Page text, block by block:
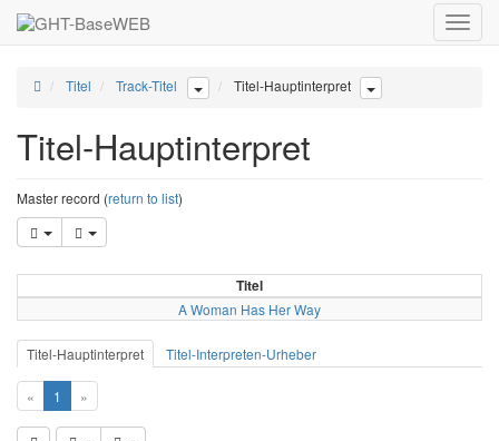
Toggle
Titel Track-Titel Titel-Hauptinterpret
Titel-Hauptinterpret
Master record (return to list)
Titel
A Woman Has Her Way
Titel-Hauptinterpret Titel-Interpreten-Urheber
« 1 »